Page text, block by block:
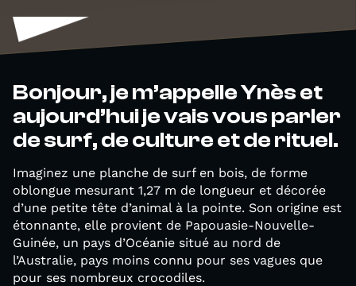
Bonjour, je m’appelle Ynès et
aujourd’hui je vais vous parler
de surf, de culture et de rituel.
Imaginez une planche de surf en bois, de forme
oblongue mesurant 1,27 m de longueur et décorée
d’une petite tête d’animal à la pointe. Son origine est
étonnante, elle provient de Papouasie-Nouvelle-
Guinée, un pays d’Océanie situé au nord de
l’Australie, pays moins connu pour ses vagues que
pour ses nombreux crocodiles.